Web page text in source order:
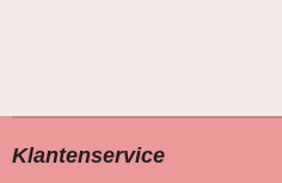
Klantenservice